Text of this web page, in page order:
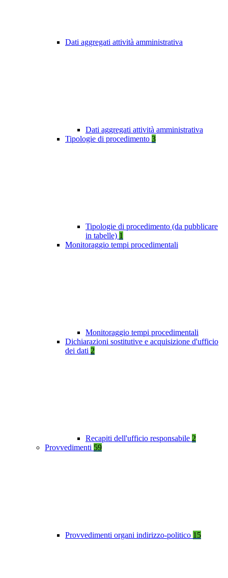
Dati aggregati attività amministrativa
Dati aggregati attività amministrativa
Tipologie di procedimento 3
Tipologie di procedimento (da pubblicare
in tabelle) 1
Monitoraggio tempi procedimentali
Monitoraggio tempi procedimentali
Dichiarazioni sostitutive e acquisizione d'ufficio
dei dati 2
Recapiti dell'ufficio responsabile 2
Provvedimenti 59
Provvedimenti organi indirizzo-politico 15